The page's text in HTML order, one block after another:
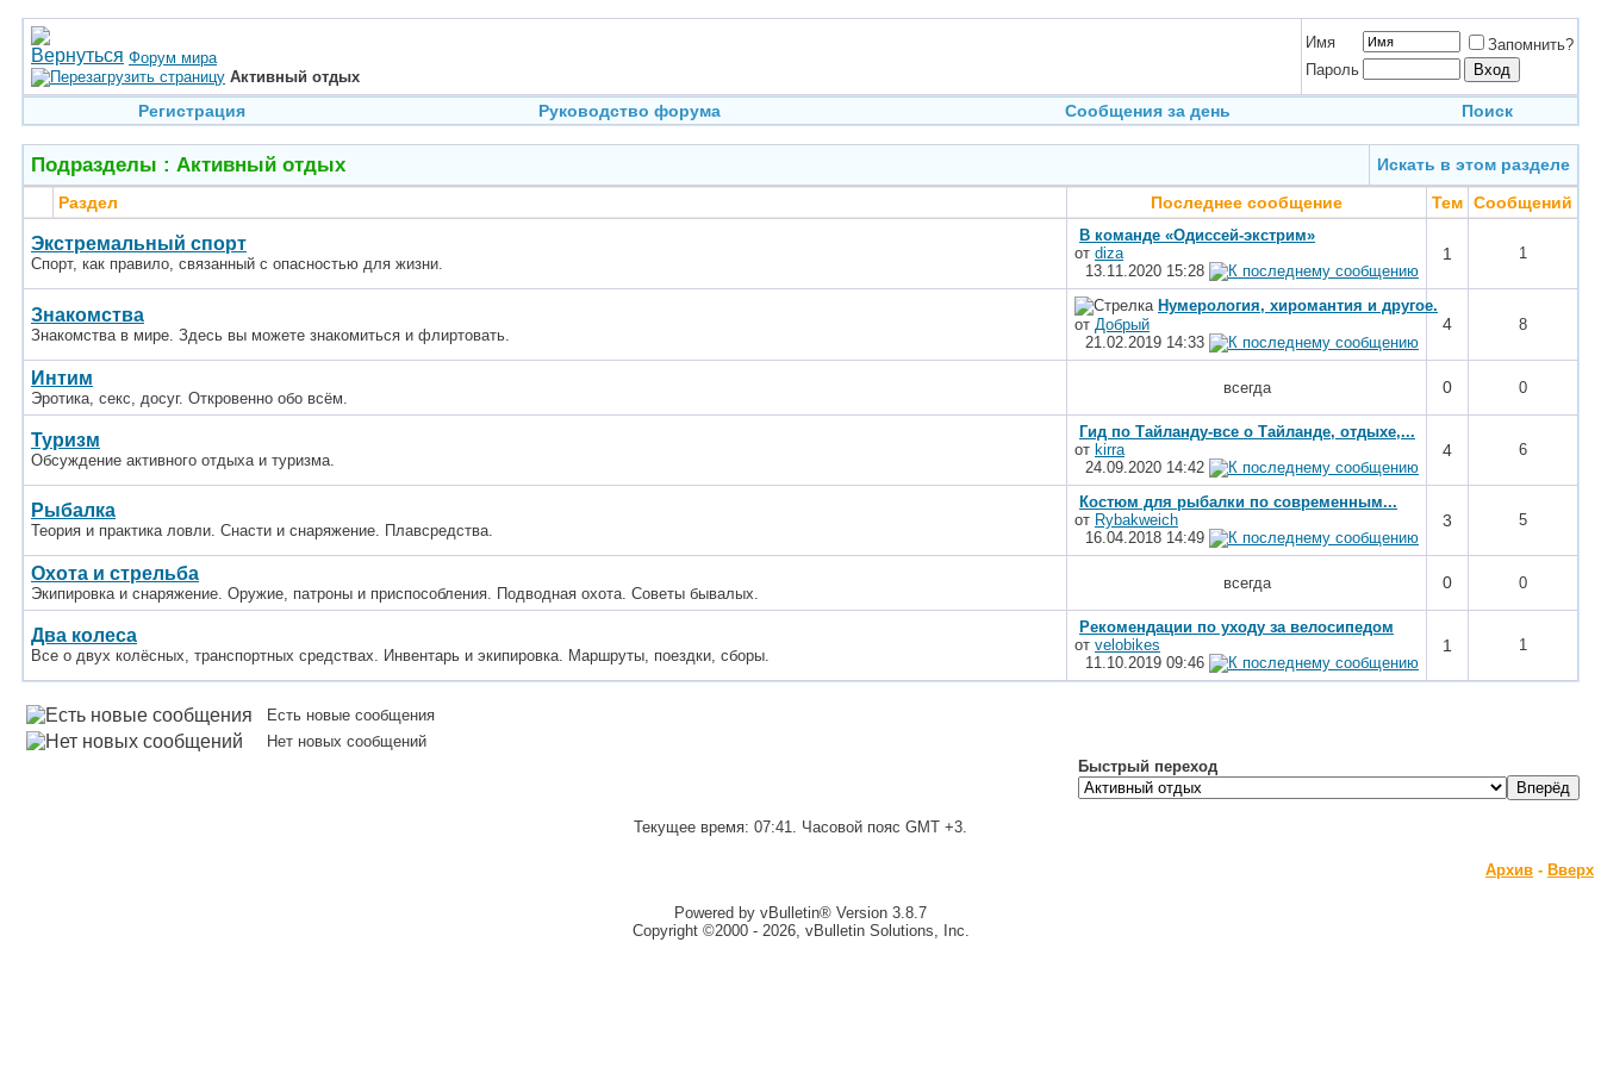
Форум мира
Активный отдых
Имя
Запомнить?
Пароль
Регистрация Руководство форума Сообщения за день Поиск
Подразделы : Активный отдых
Искать в этом разделе
Раздел
Последнее сообщение Тем Сообщений
Экстремальный спорт
Спорт, как правило, связанный с опасностью для жизни.
В команде «Одиссей-экстрим»
от diza
13.11.2020 15:28
1 1
Знакомства
Знакомства в мире. Здесь вы можете знакомиться и флиртовать.
Нумерология, хиромантия и другое.
от Добрый
21.02.2019 14:33
4 8
Интим
Эротика, секс, досуг. Откровенно обо всём.
всегда 0 0
Туризм
Обсуждение активного отдыха и туризма.
Гид по Тайланду-все о Тайланде, отдыхе,...
от kirra
24.09.2020 14:42
4 6
Рыбалка
Теория и практика ловли. Снасти и снаряжение. Плавсредства.
Костюм для рыбалки по современным...
от Rybakweich
16.04.2018 14:49
3 5
Охота и стрельба
Экипировка и снаряжение. Оружие, патроны и приспособления. Подводная охота. Советы бывалых.
всегда 0 0
Два колеса
Все о двух колёсных, транспортных средствах. Инвентарь и экипировка. Маршруты, поездки, сборы.
Рекомендации по уходу за велосипедом
от velobikes
11.10.2019 09:46
1 1
Есть новые сообщения
Нет новых сообщений
Быстрый переход
Текущее время: 07:41. Часовой пояс GMT +3.
Архив - Вверх
Powered by vBulletin® Version 3.8.7
Copyright ©2000 - 2026, vBulletin Solutions, Inc.